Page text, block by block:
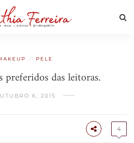
/ PELE
preferidos das leitoras.
6, 2015
4